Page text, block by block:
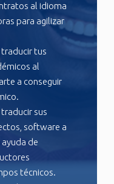
al idioma
para agilizar
tus
al
a conseguir
sus
software a
de
técnicos.